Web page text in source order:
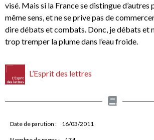
visé. Mais si la France se distingue d’autres
même sens, et ne se prive pas de
dire débats et combats. Donc, je débats et
trop tremper la plume dans l’eau froide.
L’Esprit des lettres
Date de parution : 16/03/2011